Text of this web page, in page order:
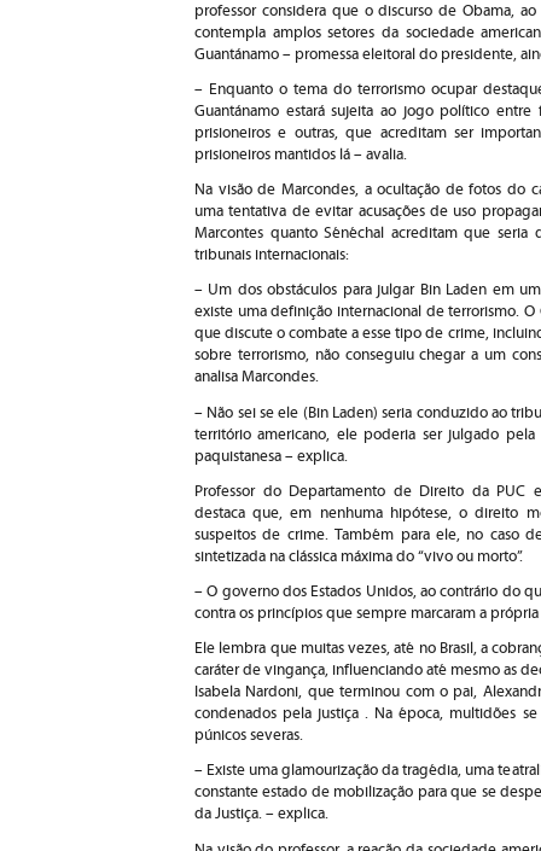
professor considera que o discurso de Obama,
contempla amplos setores da sociedade
Guantánamo – promessa eleitoral do presidente,
– Enquanto o tema do terrorismo ocupar
Guantánamo estará sujeita ao jogo político
prisioneiros e outras, que acreditam ser
prisioneiros mantidos lá – avalia.
Na visão de Marcondes, a ocultação de fotos do
uma tentativa de evitar acusações de uso
Marcontes quanto Sénéchal acreditam que
tribunais internacionais:
– Um dos obstáculos para julgar Bin Laden em
existe uma definição internacional de terrorismo.
que discute o combate a esse tipo de crime,
sobre terrorismo, não conseguiu chegar a um
analisa Marcondes.
– Não sei se ele (Bin Laden) seria conduzido ao
território americano, ele poderia ser julgado
paquistanesa – explica.
Professor do Departamento de Direito da PUC
destaca que, em nenhuma hipótese, o direito
suspeitos de crime. Também para ele, no caso
sintetizada na clássica máxima do “vivo ou morto”.
– O governo dos Estados Unidos, ao contrário do
contra os princípios que sempre marcaram a
Ele lembra que muitas vezes, até no Brasil, a
caráter de vingança, influenciando até mesmo as
Isabela Nardoni, que terminou com o pai,
condenados pela justiça . Na época, multidões
púnicos severas.
– Existe uma glamourização da tragédia, uma
constante estado de mobilização para que se
da Justiça. – explica.